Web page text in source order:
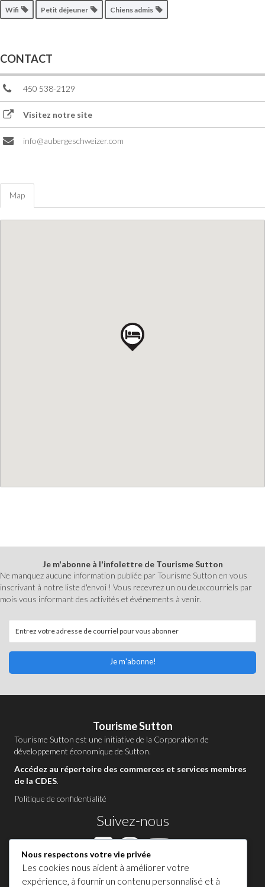
Wifi Petit déjeuner Chiens admis
CONTACT
450 538-2129
Visitez notre site
info@aubergeschweizer.com
Map
Je m'abonne à l'infolettre de Tourisme Sutton
Ne manquez aucune information publiée par Tourisme Sutton en vous
inscrivant à notre liste d'envoi ! Vous recevrez un ou deux courriels par
mois vous informant des activités et événements à venir.
Je m'abonne!
Tourisme Sutton
Tourisme Sutton est une initiative de la Corporation de
développement économique de Sutton.
Accédez au répertoire des commerces et services membres
de la CDES.
Politique de confidentialité
Suivez-nous
Contactez-nous à Sutton
Nous respectons votre vie privée
Les cookies nous aident à améliorer votre
expérience, à fournir un contenu personnalisé et à